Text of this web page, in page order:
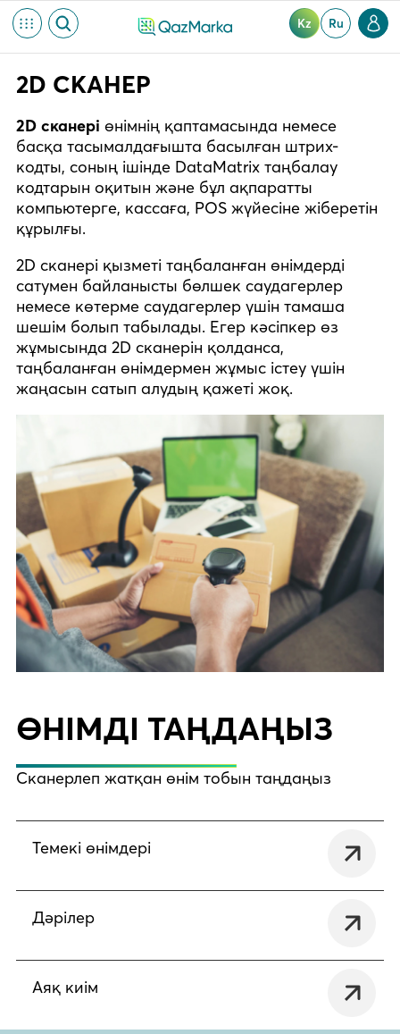
Ru
Kz
2D СКАНЕР
2D сканері өнімнің қаптамасында немесе
басқа тасымалдағышта басылған штрих-
кодты, соның ішінде DataMatrix таңбалау
кодтарын оқитын және бұл ақпаратты
компьютерге, кассаға, POS жүйесіне жіберетін
құрылғы.
2D сканері қызметі таңбаланған өнімдерді
сатумен байланысты бөлшек саудагерлер
немесе көтерме саудагерлер үшін тамаша
шешім болып табылады. Егер кәсіпкер өз
жұмысында 2D сканерін қолданса,
таңбаланған өнімдермен жұмыс істеу үшін
жаңасын сатып алудың қажеті жоқ.
ӨНІМДІ ТАҢДАҢЫЗ
Сканерлеп жатқан өнім тобын таңдаңыз
Темекі өнімдері
Дәрілер
Аяқ киім